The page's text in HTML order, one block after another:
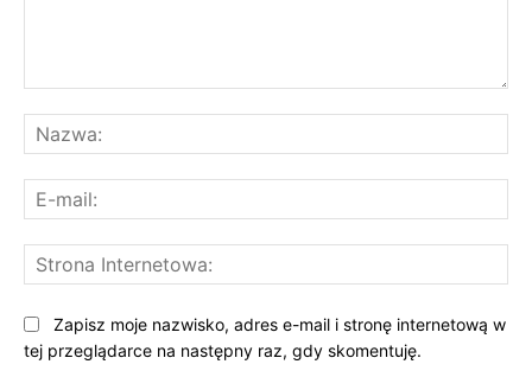
Zapisz moje nazwisko, adres e-mail i stronę internetową w
tej przeglądarce na następny raz, gdy skomentuję.